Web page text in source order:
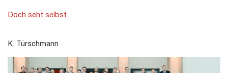
Doch seht selbst.
K. Türschmann